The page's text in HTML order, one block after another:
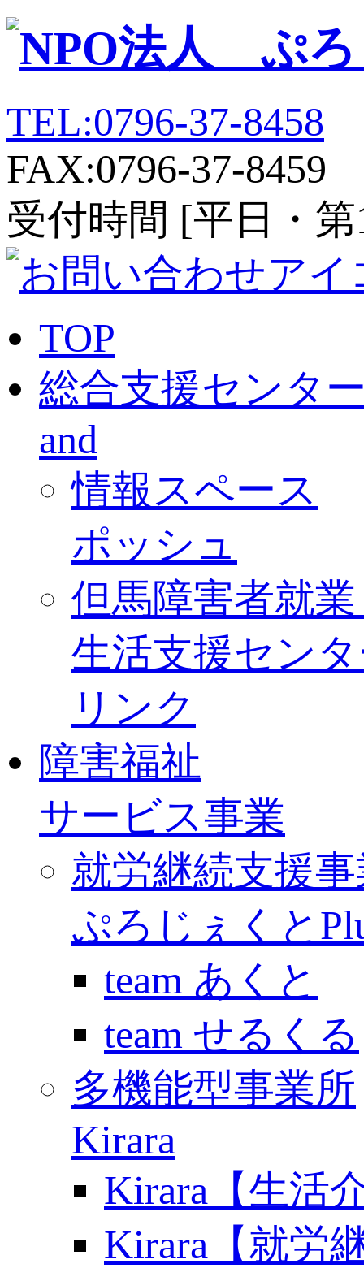
TEL:0796-37-8458
FAX:0796-37-8459
受付時間 [平日・
TOP
総合支援センタ
and
情報スペース
ポッシュ
但馬障害者就
生活支援セン
リンク
障害福祉
サービス事業
就労継続支援
ぷろじぇくと
team あくと
team せるくる
多機能型事業所
Kirara
Kirara【生活
Kirara【就労